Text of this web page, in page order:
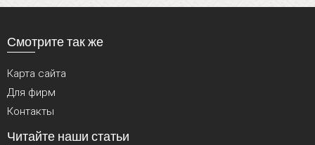
Смотрите так же
Карта сайта
Для фирм
Контакты
Читайте наши статьи